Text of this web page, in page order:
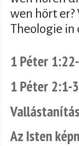
wen hört er?
Theologie in
1 Péter
1 Péter 2:1-3
Az Isten